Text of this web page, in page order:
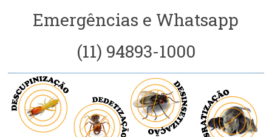
Emergências e Whatsapp
(11) 94893-1000